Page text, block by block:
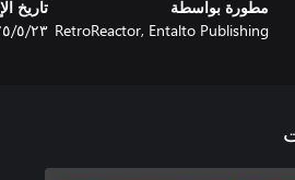
مطورة بواسطة
RetroReactor, Entalto Publishing
تاريخ
٢٣‏/٥‏/٢٠٢٥